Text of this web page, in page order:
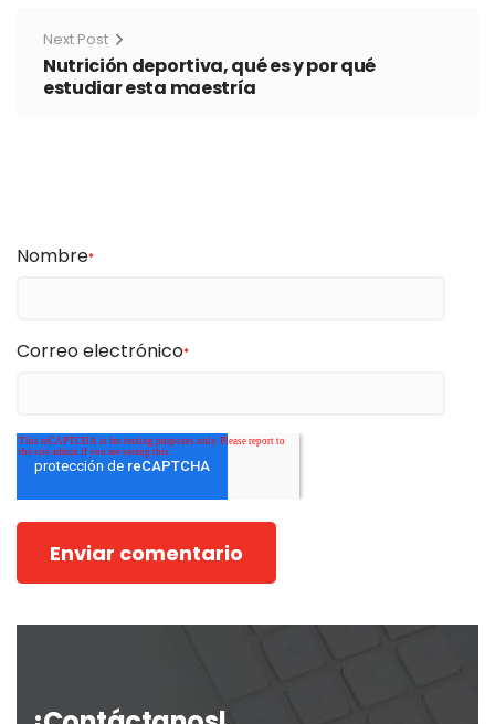
Next Post
Nutrición deportiva, qué es y por qué
estudiar esta maestría
Nombre*
Correo electrónico*